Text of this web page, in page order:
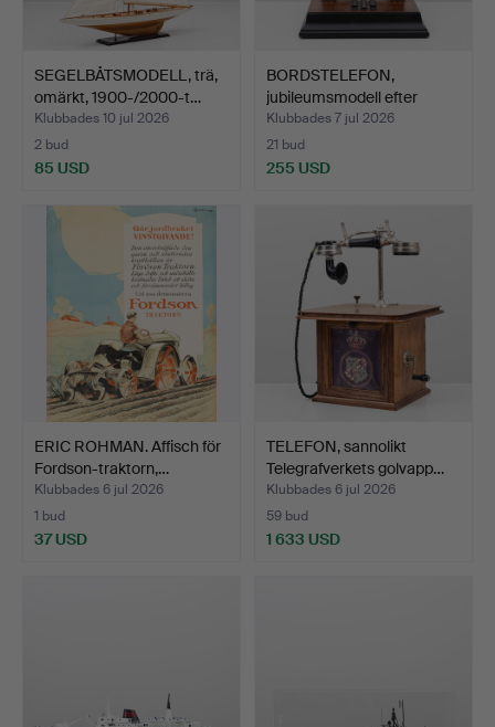
SEGELBÅTSMODELL, trä,
omärkt, 1900-/2000-t…
Klubbades 10 jul 2026
2 bud
85 USD
BORDSTELEFON,
jubileumsmodell efter
"Taxen…
Klubbades 7 jul 2026
21 bud
255 USD
ERIC ROHMAN. Affisch för
Fordson-traktorn,…
Klubbades 6 jul 2026
1 bud
37 USD
TELEFON, sannolikt
Telegrafverkets golvapp…
Klubbades 6 jul 2026
59 bud
1 633 USD